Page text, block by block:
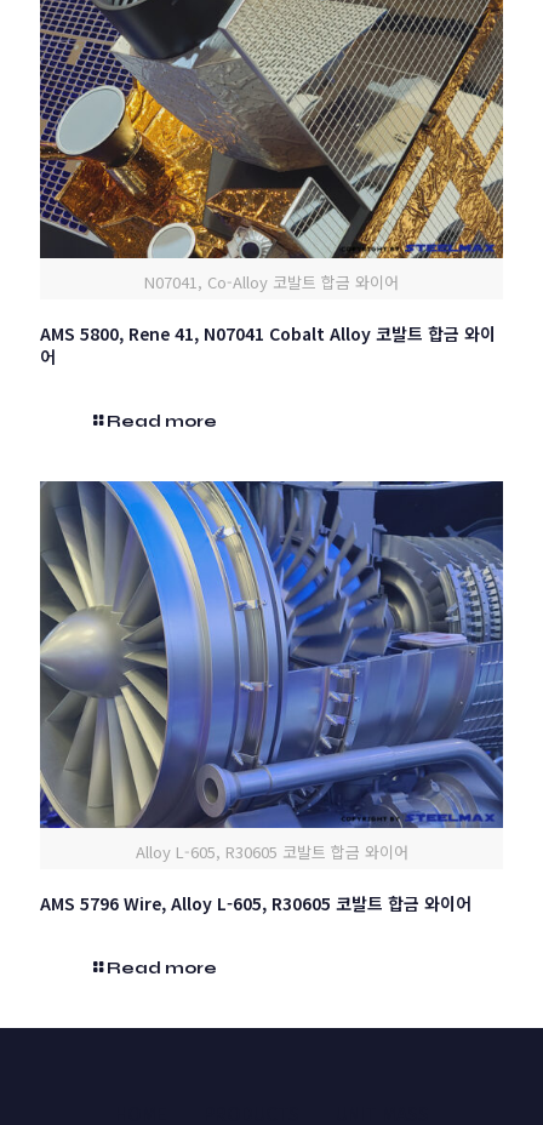
N07041, Co-Alloy 코발트 합금 와이어
AMS 5800, Rene 41, N07041 Cobalt Alloy 코발트 합금 와이
어
Read more
Alloy L-605, R30605 코발트 합금 와이어
AMS 5796 Wire, Alloy L-605, R30605 코발트 합금 와이어
Read more